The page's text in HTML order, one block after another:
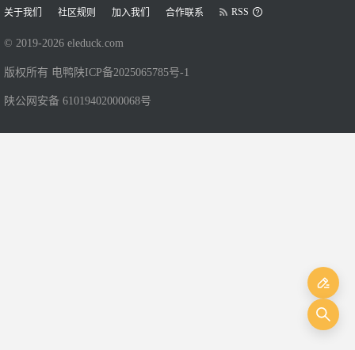
关于我们 社区规则 加入我们 合作联系 RSS
© 2019-2026 eleduck.com
版权所有 电鸭 陕ICP备2025065785号-1
陕公网安备 61019402000068号